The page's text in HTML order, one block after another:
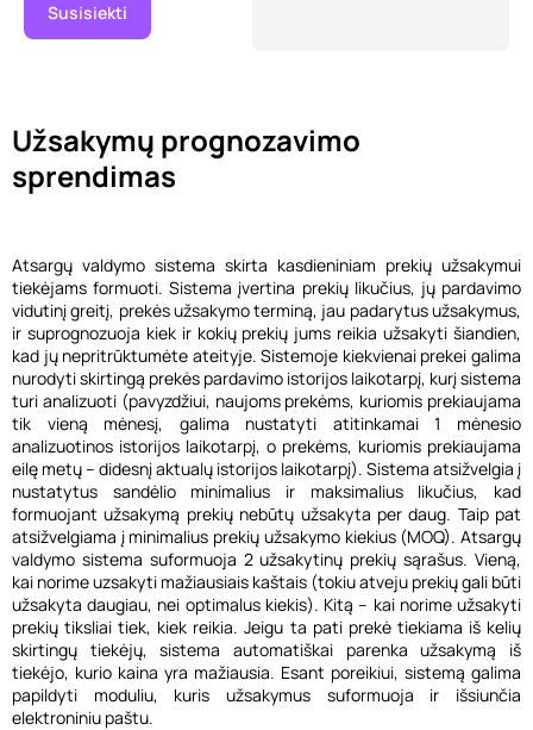
Susisiekti
Užsakymų prognozavimo
sprendimas
Atsargų valdymo sistema skirta kasdieniniam prekių užsakymui
tiekėjams formuoti. Sistema įvertina prekių likučius, jų pardavimo
vidutinį greitį, prekės užsakymo terminą, jau padarytus užsakymus,
ir suprognozuoja kiek ir kokių prekių jums reikia užsakyti šiandien,
kad jų nepritrūktumėte ateityje. Sistemoje kiekvienai prekei galima
nurodyti skirtingą prekės pardavimo istorijos laikotarpį, kurį sistema
turi analizuoti (pavyzdžiui, naujoms prekėms, kuriomis prekiaujama
tik vieną mėnesį, galima nustatyti atitinkamai 1 mėnesio
analizuotinos istorijos laikotarpį, o prekėms, kuriomis prekiaujama
eilę metų – didesnį aktualų istorijos laikotarpį). Sistema atsižvelgia į
nustatytus sandėlio minimalius ir maksimalius likučius, kad
formuojant užsakymą prekių nebūtų užsakyta per daug. Taip pat
atsižvelgiama į minimalius prekių užsakymo kiekius (MOQ). Atsargų
valdymo sistema suformuoja 2 užsakytinų prekių sąrašus. Vieną,
kai norime uzsakyti mažiausiais kaštais (tokiu atveju prekių gali būti
užsakyta daugiau, nei optimalus kiekis). Kitą – kai norime užsakyti
prekių tiksliai tiek, kiek reikia. Jeigu ta pati prekė tiekiama iš kelių
skirtingų tiekėjų, sistema automatiškai parenka užsakymą iš
tiekėjo, kurio kaina yra mažiausia. Esant poreikiui, sistemą galima
papildyti moduliu, kuris užsakymus suformuoja ir išsiunčia
elektroniniu paštu.